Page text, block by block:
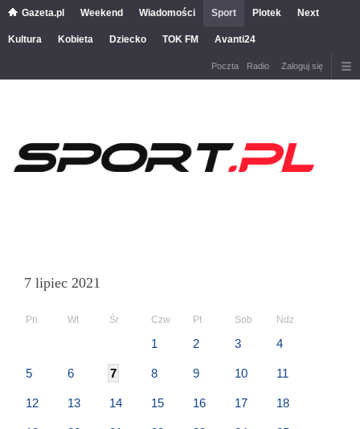
Gazeta.pl Weekend Wiadomości Sport Plotek Next
Kultura Kobieta Dziecko TOK FM Avanti24
Poczta Radio Zaloguj się
7 lipiec 2021
Pn Wt Śr Czw Pt Sob Ndz
1 2 3 4
5 6 7 8 9 10 11
12 13 14 15 16 17 18